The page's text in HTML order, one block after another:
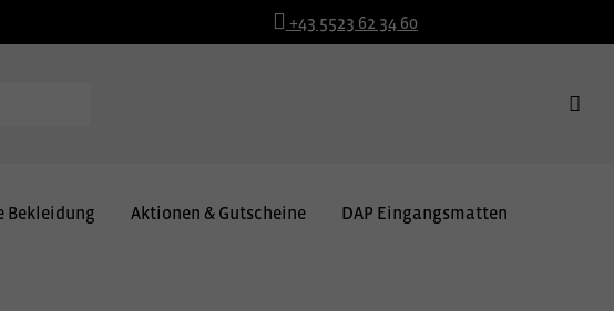
+43 5523 62 34 60
Bekleidung Aktionen & Gutscheine DAP Eingangsmatten